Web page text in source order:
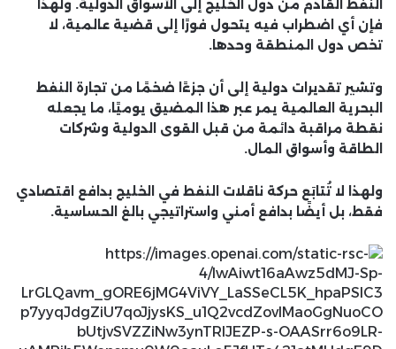
النفط القادم من دول الخليج إلى الأسواق الدولية. ولهذا
فإن أي اضطراب فيه يتحول فورًا إلى قضية عالمية، لا
تخص دول المنطقة وحدها.
وتشير تقديرات دولية إلى أن جزءًا ضخمًا من تجارة النفط
البحرية العالمية يمر عبر هذا المضيق يوميًا، ما يجعله
نقطة مراقبة دائمة من قبل القوى الدولية وشركات
الطاقة وأسواق المال.
ولهذا لا تُتابَع حركة ناقلات النفط في الخليج بدافع اقتصادي
فقط، بل أيضًا بدافع أمني واستراتيجي بالغ الحساسية.